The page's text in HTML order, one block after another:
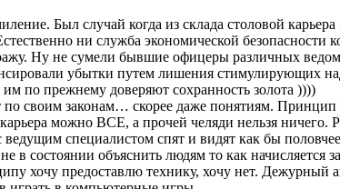
Был случай когда из склада столовой
ни служба экономической
Ну не сумели бывшие офицеры различных
убытки путем лишения стимулирующих
по прежнему доверяют сохранность золота ))))
своим законам… скорее даже понятиям. Принцип
можно ВСЕ, а прочей челяди нельзя ничего.
ведущим специалистом спят и видят как бы
в состоянии объяснить людям то как начисляется
хочу предоставлю технику, хочу нет.